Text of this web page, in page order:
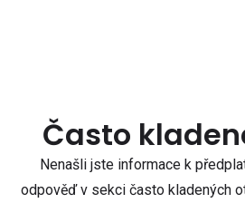
Často
Nenašli jste informace k
odpověď v sekci často kladených